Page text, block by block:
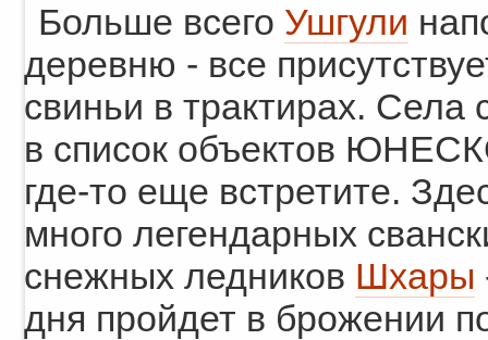
Больше всего Ушгули
деревню - все
свиньи в трактирах.
в список объектов
где-то еще встретите.
много легендарных
снежных ледников Шхары
дня пройдет в брожении